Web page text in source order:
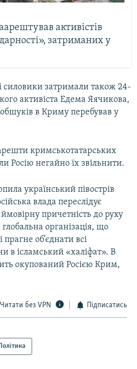
активістів
затриманих у
силовики затримали також 24-
активіста Едема Яячикова,
в Криму перебував у
кримськотатарських
Росію негайно їх звільнити.
український півострів
влада переслідує
причетність до руху
організація, що
прагне об’єднати всі
в ісламський «халіфат». В
окупований Росією Крим,
Читати без VPN Підписатись